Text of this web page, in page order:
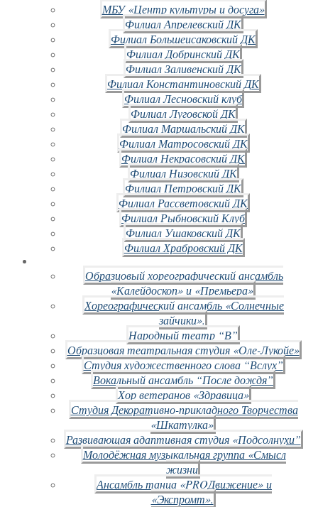
МБУ «Центр культуры и досуга»
Филиал Апрелевский ДК
Филиал Большеисаковский ДК
Филиал Добринский ДК
Филиал Заливенский ДК
Филиал Константиновский ДК
Филиал Лесновский клуб
Филиал Луговской ДК
Филиал Маршальский ДК
Филиал Матросовский ДК
Филиал Некрасовский ДК
Филиал Низовский ДК
Филиал Петровский ДК
Филиал Рассветовский ДК
Филиал Рыбновский Клуб
Филиал Ушаковский ДК
Филиал Храбровский ДК
Образцовый хореографический ансамбль
«Калейдоскоп» и «Премьера»
Хореографический ансамбль «Солнечные
зайчики».
Народный театр “В”
Образцовая театральная студия «Оле-Лукойе»
Студия художественного слова “Вслух”
Вокальный ансамбль “После дождя”
Хор ветеранов «Здравица»
Студия Декоративно-прикладного Творчества
«Шкатулка»
Развивающая адаптивная студия «Подсолнухи”
Молодёжная музыкальная группа «Смысл
жизни
Ансамбль танца «PROДвижение» и
«Экспромт».